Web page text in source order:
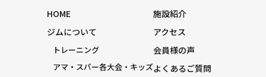
HOME
ジムについて
トレーニング
アマ・スパー各大会・キッズ
施設紹介
アクセス
会員様の声
よくあるご質問